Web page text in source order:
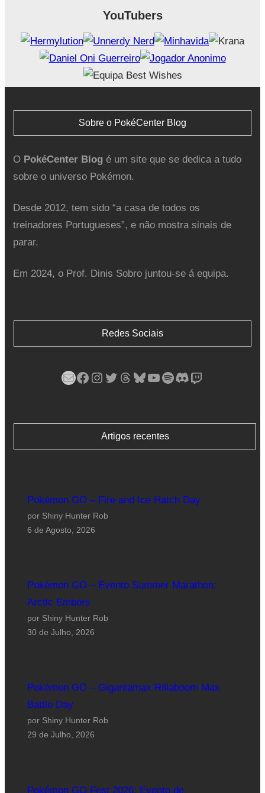
YouTubers
Sobre o PokéCenter Blog
O PokéCenter Blogé um site que se dedica a tudo
sobre o universo Pokémon.
Desde 2012, tem sido “a casa de todos os
treinadores Portugueses”, e não mostra sinais de
parar.
Em 2024, o Prof. Dinis Sobro juntou-se á equipa.
Redes Sociais
Mail Facebook Instagram Twitter Threads Bluesky YouTube Spotify Discord Twitch
Artigos recentes
Pokémon GO – Fire and Ice Hatch Day
por Shiny Hunter Rob
6 de Agosto, 2026
Pokémon GO – Evento Summer Marathon:
Arctic Embers
por Shiny Hunter Rob
30 de Julho, 2026
Pokémon GO – Gigantamax Rillaboom Max
Battle Day
por Shiny Hunter Rob
29 de Julho, 2026
Pokémon GO Fest 2026: Evento de